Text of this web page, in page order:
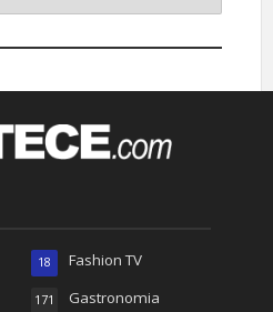
Fashion TV
18
Gastronomia
171